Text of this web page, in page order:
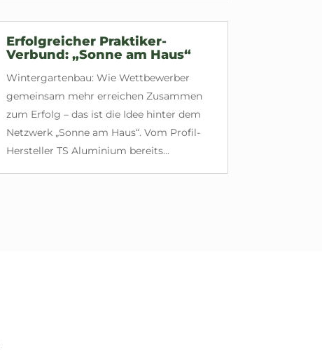
Erfolgreicher Praktiker-
Verbund: „Sonne am Haus“
Wintergartenbau: Wie Wettbewerber
gemeinsam mehr erreichen Zusammen
zum Erfolg – das ist die Idee hinter dem
Netzwerk „Sonne am Haus“. Vom Profil-
Hersteller TS Aluminium bereits...